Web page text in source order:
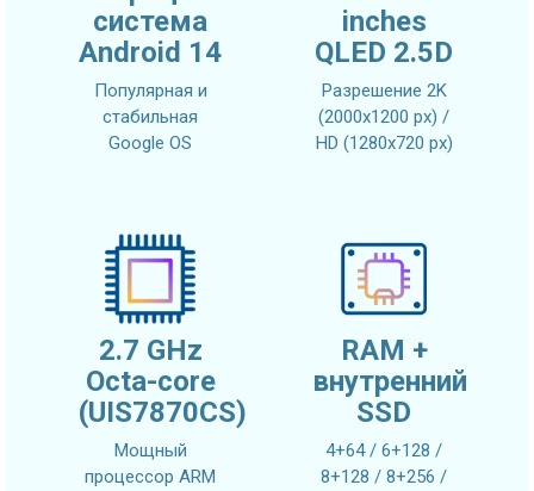
система
Android 14
Популярная и
стабильная
Google OS
inches
QLED 2.5D
Разрешение 2K
(2000x1200 px) /
HD (1280x720 px)
2.7 GHz
Octa-core
(UIS7870CS)
Мощный
процессор ARM
RAM +
внутренний
SSD
4+64 / 6+128 /
8+128 / 8+256 /